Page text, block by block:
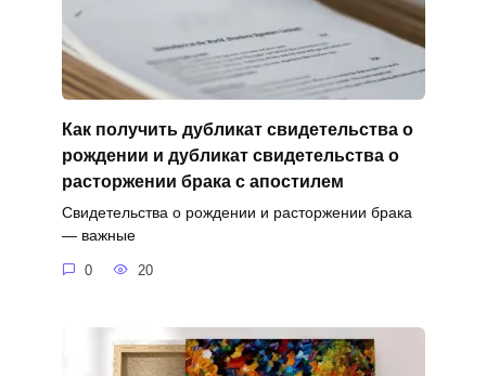
Как получить дубликат свидетельства о
рождении и дубликат свидетельства о
расторжении брака с апостилем
Свидетельства о рождении и расторжении брака
— важные
0 20